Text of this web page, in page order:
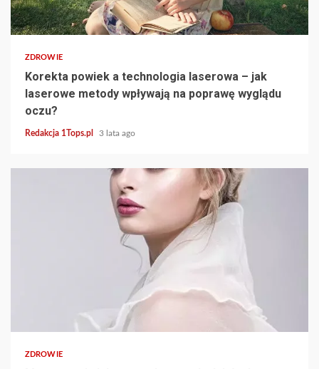
5 min read
ZDROWIE
Korekta powiek a technologia laserowa – jak
laserowe metody wpływają na poprawę wyglądu
oczu?
Redakcja 1Tops.pl 3 lata ago
ZDROWIE